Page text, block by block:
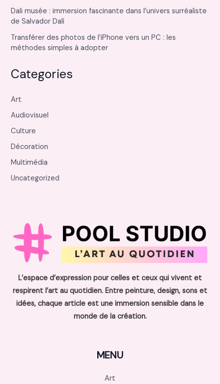
Dali musée : immersion fascinante dans l’univers surréaliste
de Salvador Dalí
Transférer des photos de l’iPhone vers un PC : les
méthodes simples à adopter
Categories
Art
Audiovisuel
Culture
Décoration
Multimédia
Uncategorized
L’espace d’expression pour celles et ceux qui vivent et
respirent l’art au quotidien. Entre peinture, design, sons et
idées, chaque article est une immersion sensible dans le
monde de la création.
MENU
Art